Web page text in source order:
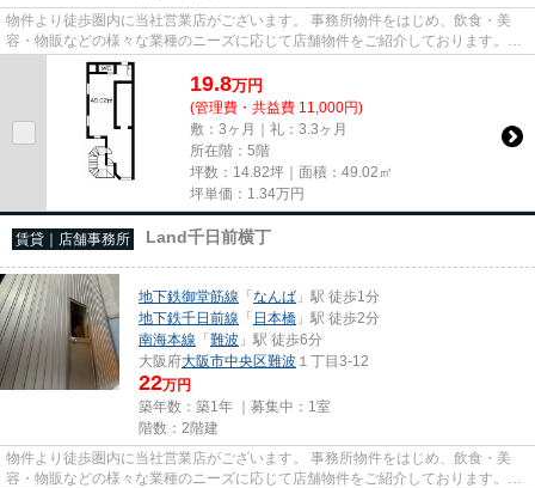
物件より徒歩圏内に当社営業店がございます。 事務所物件をはじめ、飲食・美
容・物販などの様々な業種のニーズに応じて店舗物件をご紹介しております。
尚、弊社ではおとり広告は一切...
19.8万円
(管理費・共益費 11,000円)
敷：3ヶ月｜礼：3.3ヶ月
所在階：5階
坪数：14.82坪｜面積：49.02㎡
坪単価： 1.34万円
賃貸｜店舗事務所 Land千日前横丁
地下鉄御堂筋線 「なんば 」駅 徒歩1分
地下鉄千日前線 「 日本橋 」駅 徒歩2分
南海本線 「難波 」駅 徒歩6分
大阪府大阪市中央区難波 １丁目3-12
22万円
築年数：築1年 ｜募集中： 1室
階数：2階建
物件より徒歩圏内に当社営業店がございます。 事務所物件をはじめ、飲食・美
容・物販などの様々な業種のニーズに応じて店舗物件をご紹介しております。